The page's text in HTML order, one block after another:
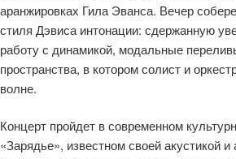
аранжировках Гила Эванса. Вечер
стиля Дэвиса интонации: сдержанную
работу с динамикой, модальные
пространства, в котором солист и
волне.
Концерт пройдет в современном
«Зарядье», известном своей акустикой